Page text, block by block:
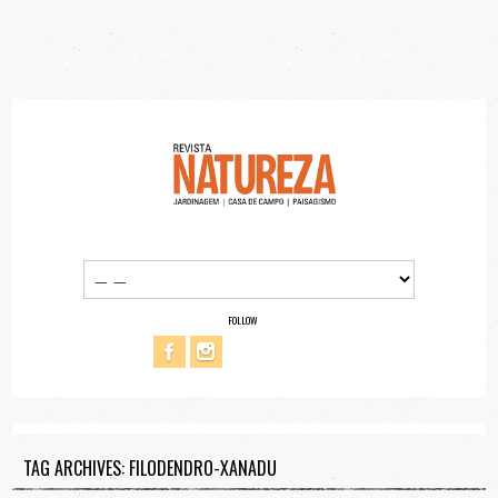
FOLLOW
TAG ARCHIVES: FILODENDRO-XANADU